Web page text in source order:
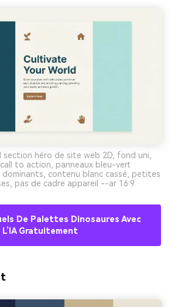
section héro de site web 2D, fond uni,
to action, panneaux bleu-vert
contenu blanc cassé, petites
pas de cadre appareil --ar 16:9
De Palettes Dinosaures Avec
L’IA Gratuitement